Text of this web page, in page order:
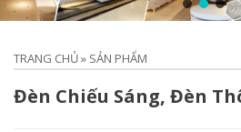
TRANG CHỦ» SẢN PHẨM
Đèn Chiếu Sáng, Đèn